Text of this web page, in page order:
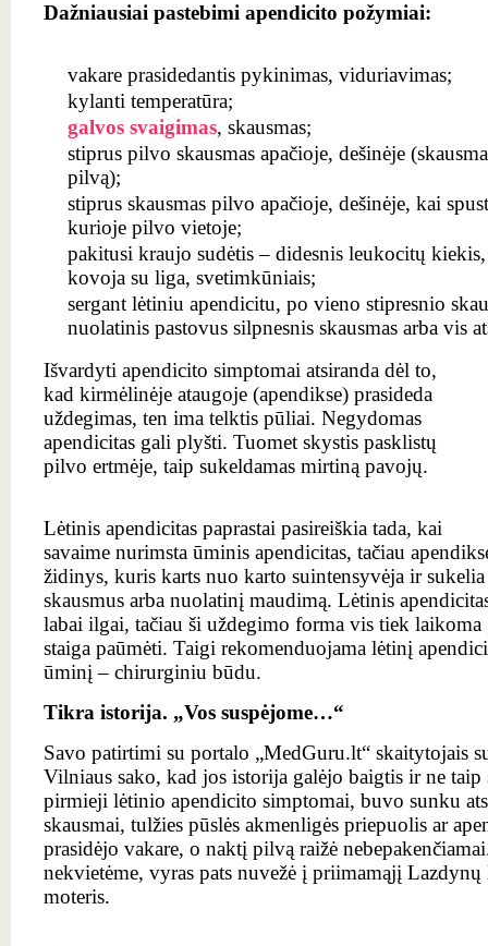
Dažniausiai pastebimi apendicito požymiai:
vakare prasidedantis pykinimas, viduriavimas;
kylanti temperatūra;
galvos svaigimas, skausmas;
stiprus pilvo skausmas apačioje, dešinėje
pilvą);
stiprus skausmas pilvo apačioje, dešinėje, kai
kurioje pilvo vietoje;
pakitusi kraujo sudėtis – didesnis leukocitų
kovoja su liga, svetimkūniais;
sergant lėtiniu apendicitu, po vieno stipresnio
nuolatinis pastovus silpnesnis skausmas arba vis
Išvardyti apendicito simptomai atsiranda dėl to,
kad kirmėlinėje ataugoje (apendikse) prasideda
uždegimas, ten ima telktis pūliai. Negydomas
apendicitas gali plyšti. Tuomet skystis pasklistų
pilvo ertmėje, taip sukeldamas mirtiną pavojų.
Lėtinis apendicitas paprastai pasireiškia tada, kai
savaime nurimsta ūminis apendicitas, tačiau
židinys, kuris karts nuo karto suintensyvėja ir
skausmus arba nuolatinį maudimą. Lėtinis
labai ilgai, tačiau ši uždegimo forma vis tiek laikoma
staiga paūmėti. Taigi rekomenduojama lėtinį
ūminį – chirurginiu būdu.
Tikra istorija. „Vos suspėjome…“
Savo patirtimi su portalo „MedGuru.lt“ skaitytojais
Vilniaus sako, kad jos istorija galėjo baigtis ir ne taip
pirmieji lėtinio apendicito simptomai, buvo sunku
skausmai, tulžies pūslės akmenligės priepuolis ar
prasidėjo vakare, o naktį pilvą raižė
nekvietėme, vyras pats nuvežė į priimamąjį
moteris.